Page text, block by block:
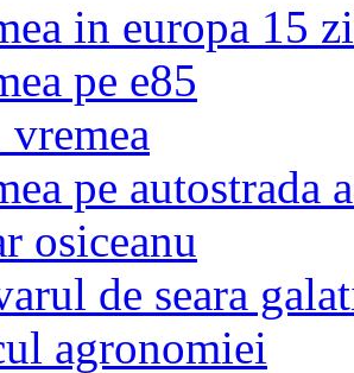
in europa 15
pe e85
pe autostrada
osiceanu
de seara
agronomiei